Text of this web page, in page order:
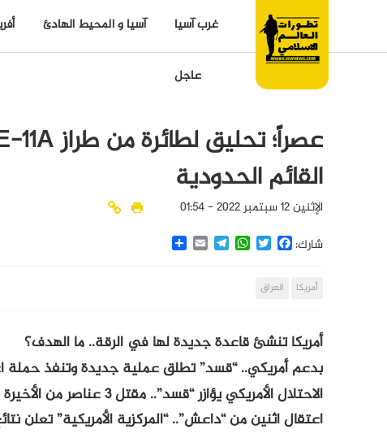
غرب آسيا آسيا و المحيط الهادئ
عاجل
القائم الحدودية
الإثنين 12 سبتمبر 2022 - 01:54
شارك:
Facebook
Twitter
WhatsApp
Telegram
Email
أمريكا العراق
أمريكا تنشئ قاعدة جديدة لها في الرقة.. ما الهدف؟
بدعم أمريكي.. “قسد” تطلق عملية جديدة وتنفذ حملة
الاحتلال الأمريكي يؤازر “قسد”.. مقتل 3 عناصر من الأخيرة بريف دير الزور
اعتقال اثنين من “داعش”.. “المركزية الأمريكية” تعلن